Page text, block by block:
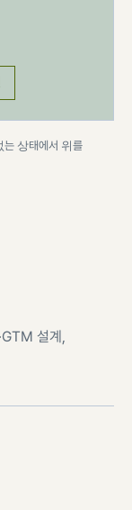
는 상태에서 위를
설계,